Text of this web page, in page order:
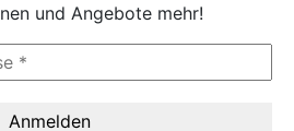
und Angebote mehr!